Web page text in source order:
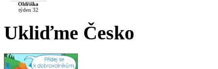
Oldřiška
týden 32
Ukliďme Česko